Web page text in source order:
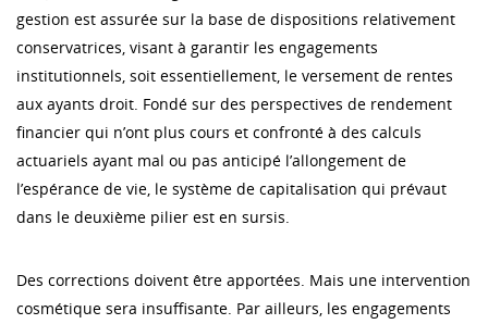
gestion est assurée sur la base de dispositions relativement
conservatrices, visant à garantir les engagements
institutionnels, soit essentiellement, le versement de rentes
aux ayants droit. Fondé sur des perspectives de rendement
financier qui n’ont plus cours et confronté à des calculs
actuariels ayant mal ou pas anticipé l’allongement de
l’espérance de vie, le système de capitalisation qui prévaut
dans le deuxième pilier est en sursis.
Des corrections doivent être apportées. Mais une intervention
cosmétique sera insuffisante. Par ailleurs, les engagements